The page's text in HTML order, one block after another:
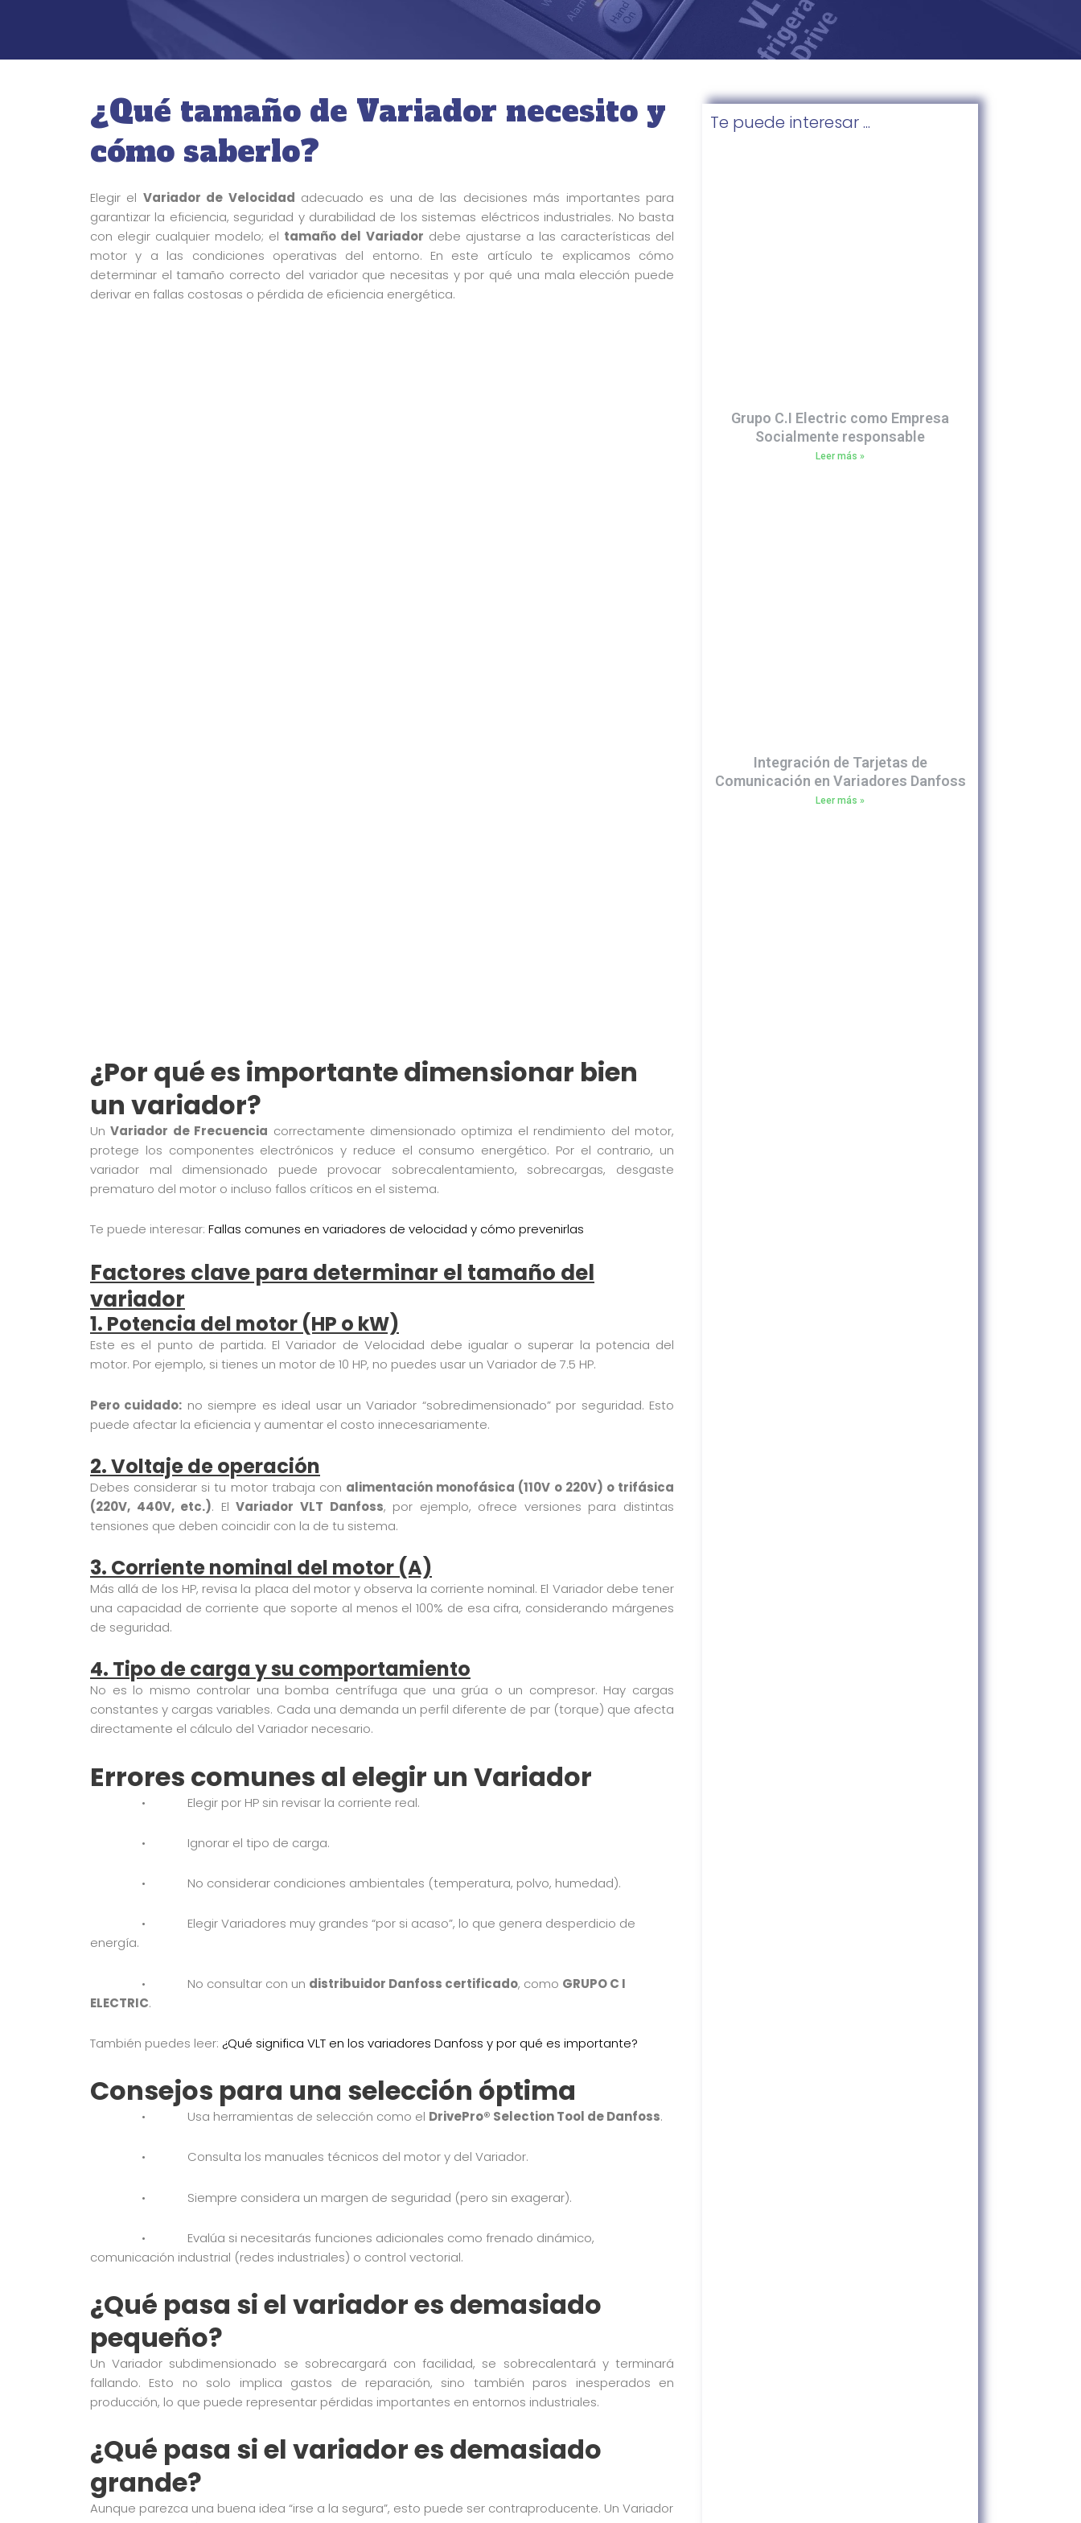
¿Qué tamaño de Variador necesito y
cómo saberlo?
Elegir el Variador de Velocidad adecuado es una de las decisiones más importantes para
garantizar la eficiencia, seguridad y durabilidad de los sistemas eléctricos industriales. No basta
con elegir cualquier modelo; el tamaño del Variador debe ajustarse a las características del
motor y a las condiciones operativas del entorno. En este artículo te explicamos cómo
determinar el tamaño correcto del variador que necesitas y por qué una mala elección puede
derivar en fallas costosas o pérdida de eficiencia energética.
¿Por qué es importante dimensionar bien
un variador?
UnVariador de Frecuencia correctamente dimensionado optimiza el rendimiento del motor,
protege los componentes electrónicos y reduce el consumo energético. Por el contrario, un
variador mal dimensionado puede provocar sobrecalentamiento, sobrecargas, desgaste
prematuro del motor o incluso fallos críticos en el sistema.
Te puede interesar: Fallas comunes en variadores de velocidad y cómo prevenirlas
Factores clave para determinar el tamaño del
variador
1. Potencia del motor (HP o kW)
Este es el punto de partida. El Variador de Velocidad debe igualar o superar la potencia del
motor. Por ejemplo, si tienes un motor de 10 HP, no puedes usar un Variador de 7.5 HP.
Pero cuidado: no siempre es ideal usar un Variador “sobredimensionado” por seguridad. Esto
puede afectar la eficiencia y aumentar el costo innecesariamente.
2. Voltaje de operación
Debes considerar si tu motor trabaja con alimentación monofásica (110V o 220V) o trifásica
(220V, 440V, etc.). ElVariador VLT Danfoss, por ejemplo, ofrece versiones para distintas
tensiones que deben coincidir con la de tu sistema.
3. Corriente nominal del motor (A)
Más allá de los HP, revisa la placa del motor y observa la corriente nominal. El Variador debe tener
una capacidad de corriente que soporte al menos el 100% de esa cifra, considerando márgenes
de seguridad.
4. Tipo de carga y su comportamiento
No es lo mismo controlar una bomba centrífuga que una grúa o un compresor. Hay cargas
constantes y cargas variables. Cada una demanda un perfil diferente de par (torque) que afecta
directamente el cálculo del Variador necesario.
Errores comunes al elegir un Variador
• Elegir por HP sin revisar la corriente real.
• Ignorar el tipo de carga.
• No considerar condiciones ambientales (temperatura, polvo, humedad).
• Elegir Variadores muy grandes “por si acaso”, lo que genera desperdicio de
energía.
• No consultar con un distribuidor Danfoss certificado, como GRUPO C I
ELECTRIC.
También puedes leer: ¿Qué significa VLT en los variadores Danfoss y por qué es importante?
Consejos para una selección óptima
• Usa herramientas de selección como el DrivePro® Selection Tool de Danfoss.
• Consulta los manuales técnicos del motor y del Variador.
• Siempre considera un margen de seguridad (pero sin exagerar).
• Evalúa si necesitarás funciones adicionales como frenado dinámico,
comunicación industrial (redes industriales) o control vectorial.
¿Qué pasa si el variador es demasiado
pequeño?
Un Variador subdimensionado se sobrecargará con facilidad, se sobrecalentará y terminará
fallando. Esto no solo implica gastos de reparación, sino también paros inesperados en
producción, lo que puede representar pérdidas importantes en entornos industriales.
¿Qué pasa si el variador es demasiado
grande?
Aunque parezca una buena idea “irse a la segura”, esto puede ser contraproducente. Un Variador
Te puede interesar ...
Grupo C.I Electric como Empresa
Socialmente responsable
Leer más »
Integración de Tarjetas de
Comunicación en Variadores Danfoss
Leer más »